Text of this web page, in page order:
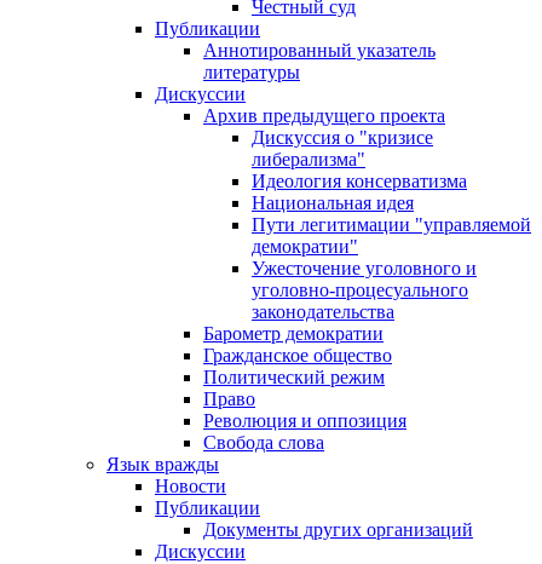
Честный суд
Публикации
Аннотированный указатель
литературы
Дискуссии
Архив предыдущего проекта
Дискуссия о "кризисе
либерализма"
Идеология консерватизма
Национальная идея
Пути легитимации "управляемой
демократии"
Ужесточение уголовного и
уголовно-процесуального
законодательства
Барометр демократии
Гражданское общество
Политический режим
Право
Революция и оппозиция
Свобода слова
Язык вражды
Новости
Публикации
Документы других организаций
Дискуссии